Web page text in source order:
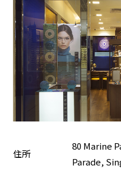
住所
80 Marine
Parade,